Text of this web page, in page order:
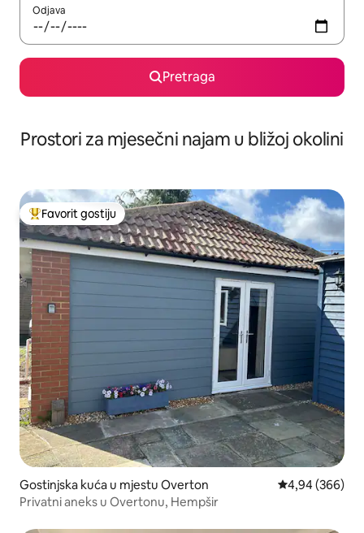
Odjava
Pretraga
Prostori za mjesečni najam u bližoj okolini
Glavni favorit gostiju
Favorit gostiju
Gostinjska kuća u mjestu Overton prosječna
4,94 (366)
Privatni aneks u Overtonu, Hempšir